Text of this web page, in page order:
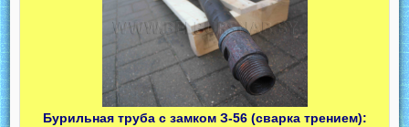
Бурильная труба с замком З-56 (сварка трением):